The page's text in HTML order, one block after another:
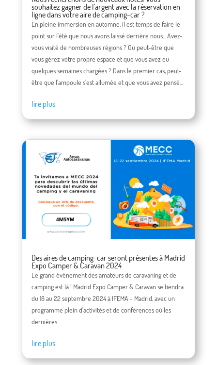
souhaitez gagner de l'argent avec la réservation en
ligne dans votre aire de camping-car ?
En pleine immersion en automne, il est temps de faire le
point sur l'été que nous avons laissé derrière nous... Avez-
vous visité de nombreuses régions ? Ou peut-être que
vous gérez votre propre espace et que vous avez eu
quelques semaines chargées ? Dans le premier cas, peut-
être que l'ampoule s'est allumée et que vous avez pensé...
lire plus
Des aires de camping-car seront présentes à Madrid
Expo Camper & Caravan 2024
Le grand événement des amateurs de caravaning et de
camping est là ! Madrid Expo Camper & Caravan se tiendra
du 18 au 22 septembre 2024 à IFEMA - Madrid, avec un
programme plein d'activités et de conférences où les
dernières...
lire plus